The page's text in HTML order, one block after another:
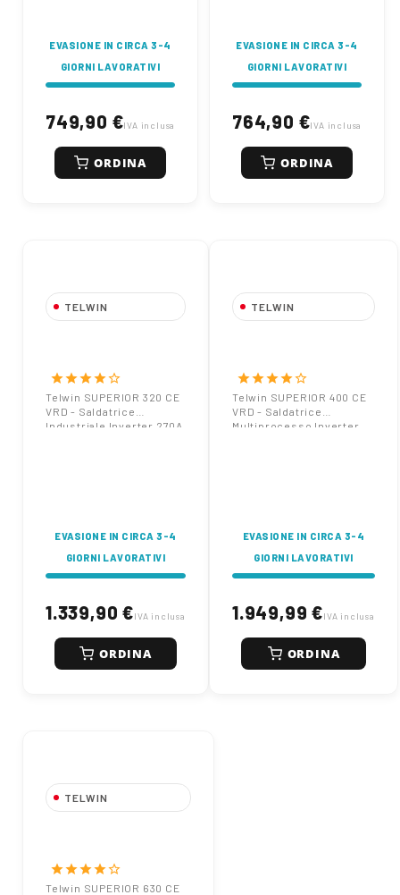
EVASIONE IN CIRCA 3-4
GIORNI LAVORATIVI
749,90 €IVA inclusa
ORDINA
EVASIONE IN CIRCA 3-4
GIORNI LAVORATIVI
764,90 €IVA inclusa
ORDINA
TELWIN
Saldatrice Industriale
Inverter 270A
(MMA/TIG)
starstarstarstarstar_border
Telwin SUPERIOR 320 CE
VRD - Saldatrice
Industriale Inverter 270A
EVASIONE IN CIRCA 3-4
GIORNI LAVORATIVI
1.339,90 €IVA inclusa
ORDINA
TELWIN
Saldatrice
Multiprocesso
Inverter 400A
starstarstarstarstar_border
Telwin SUPERIOR 400 CE
VRD - Saldatrice
Multiprocesso Inverter
EVASIONE IN CIRCA 3-4
GIORNI LAVORATIVI
1.949,99 €IVA inclusa
ORDINA
TELWIN
Saldatrice Industriale
Inverter 600A
starstarstarstarstar_border
Telwin SUPERIOR 630 CE